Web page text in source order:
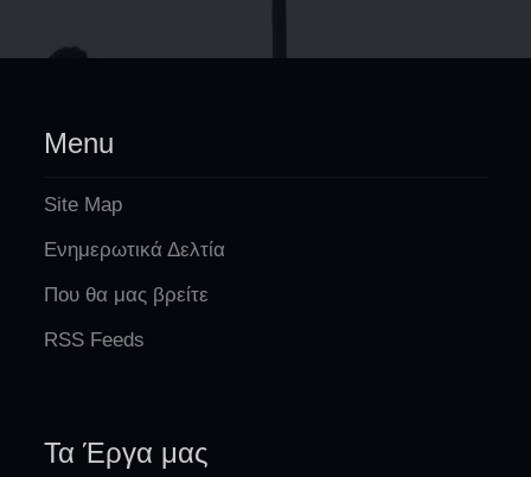
Menu
Site Map
Ενημερωτικά Δελτία
Που θα μας βρείτε
RSS Feeds
Τα Έργα μας